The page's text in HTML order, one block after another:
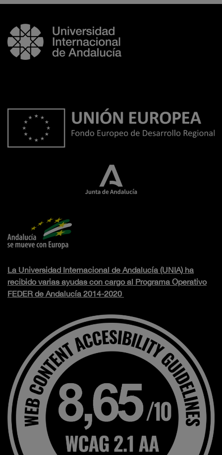
La Universidad Internacional de Andalucía (UNIA) ha
recibido varias ayudas con cargo al Programa Operativo
FEDER de Andalucía 2014-2020